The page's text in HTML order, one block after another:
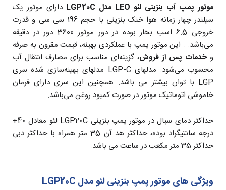
موتور پمپ آب بنزینی لئو LEO مدل LGP20C
دارای موتور یک
سیلندر چهار زمانه هوا خنک بنزینی با حجم 196 سی سی و قدرت
خروجی 6.5 اسب بخار بوده در دور موتور 3600 دور در دقیقه
می‌باشد. . این موتور پمپ با عملکردی بهینه، قیمت مقرون به صرفه
و خدمات پس از فروش، گزینه‌ای مناسب برای مصارف انتقال آب
محسوب می‌شود. مدلهای LGP-C مدلهای بهینه‌سازی شده سری
LGP با توان بیشتر می باشد. همچنین این سری دارای فرمان
خاموشی اتوماتیک موتور در صورت کمبود روغن می‌باشد.
حداکثر دمای سیال در موتور پمپ بنزینی LGP20C لئو معادل 40+
درجه سانتیگراد بوده، حداکثر هد آن 35 متر همراه با حداکثر دبی
حداکثر 35 متر مکعب در ساعت می باشد.
ویژگی های موتور پمپ بنزینی لئو مدل LGP20C